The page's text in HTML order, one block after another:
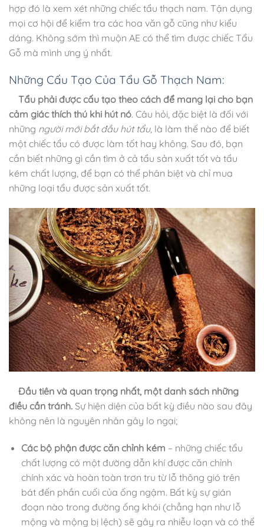
hợp đó là xem xét những chiếc tẩu thạch nam. Tận dụng
mọi cơ hội để kiểm tra các hoa văn gỗ cũng như kiểu
dáng. Không sớm thì muộn AE có thể tìm được chiếc Tẩu
Gỗ mà mình ưng ý nhất.
Những Cấu Tạo Của Tẩu Gỗ Thạch Nam:
Tẩu phải được cấu tạo theo cách để mang lại cho bạn
cảm giác thích thú khi hút nó. Câu hỏi, đặc biệt là đối với
những người mới bắt đầu hút tẩu, là làm thế nào để biết
một chiếc tẩu có được làm tốt hay không. Sau đó, bạn
cần biết những gì cần tìm ở cả tẩu sản xuất tốt và tẩu
kém chất lượng, để bạn có thể phân biệt và chỉ mua
những loại tẩu được sản xuất tốt.
Đầu tiên và quan trọng nhất, một danh sách những
điều cần tránh. Sự hiện diện của bất kỳ điều nào sau đây
không nên là nguyên nhân gây lo ngại;
Các bộ phận được căn chỉnh kém – những chiếc tẩu
chất lượng có một đường dẫn khí được căn chỉnh
chính xác và hoàn toàn trơn tru từ lỗ thông gió trên
bát đến phần cuối của ống ngậm. Bất kỳ sự gián
đoạn nào trong đường ống khói (chẳng hạn như lỗ
mộng và mộng bị lệch) sẽ gây ra nhiễu loạn và có thể